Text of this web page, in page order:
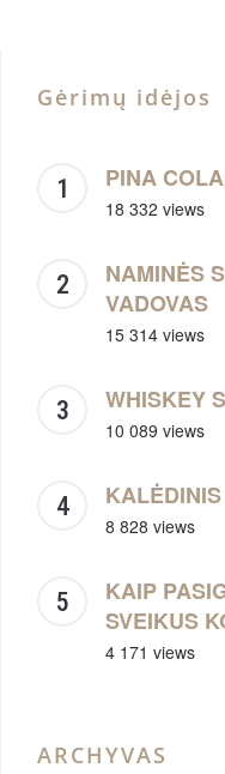
Gėrimų idėjos
PINA
18 332 views
NAMINĖS
VADOVAS
15 314 views
WHISKEY
10 089 views
8 828 views
KAIP
SVEIKUS
4 171 views
ARCHYVAS